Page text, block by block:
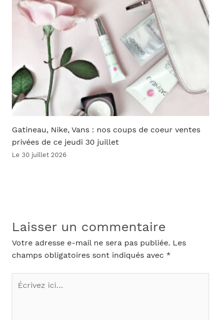
Gatineau, Nike, Vans : nos coups de coeur ventes
privées de ce jeudi 30 juillet
Le 30 juillet 2026
Laisser un commentaire
Votre adresse e-mail ne sera pas publiée. Les
champs obligatoires sont indiqués avec *
Écrivez